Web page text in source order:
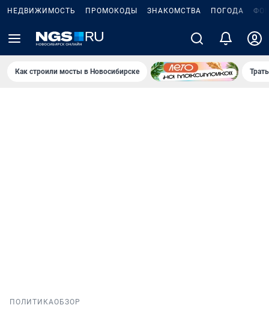
НЕДВИЖИМОСТЬ ПРОМОКОДЫ ЗНАКОМСТВА ПОГОДА
Как строили мосты в Новосибирске
ПОЛИТИКАОБЗОР